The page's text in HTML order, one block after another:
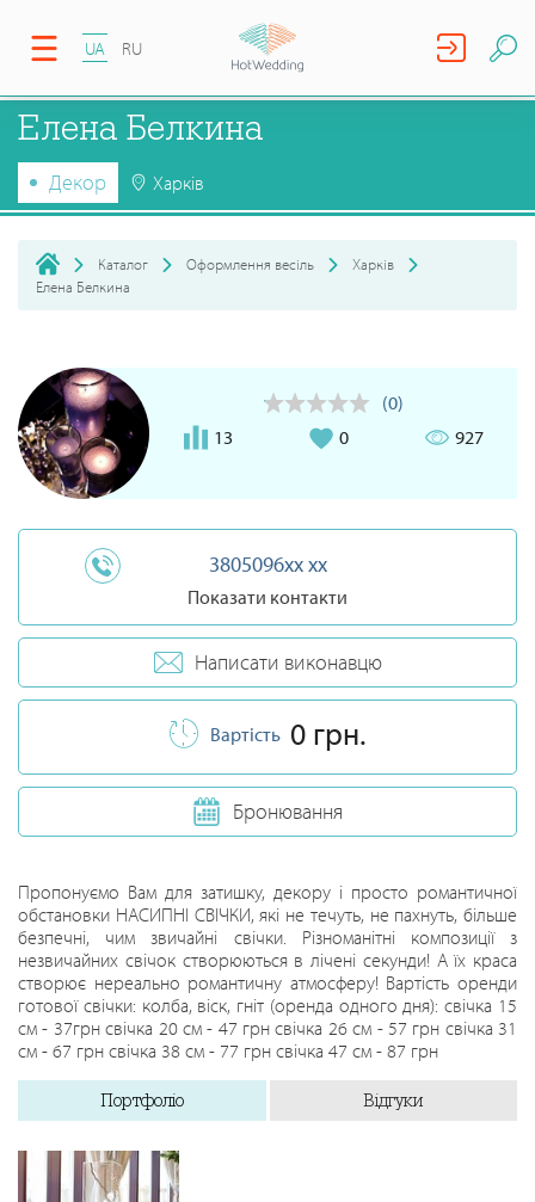
UA RU
Елена Белкина
Декор Харків
Каталог Оформлення весіль
Харків
Елена Белкина
(0)
13
0 927
3805096xx xx
Показати контакти
Написати виконавцю
Вартість 0 грн.
Бронювання
Пропонуємо Вам для затишку, декору і просто романтичної
обстановки НАСИПНІ СВІЧКИ, які не течуть, не пахнуть, більше
безпечні, чим звичайні свічки. Різноманітні композиції з
незвичайних свічок створюються в лічені секунди! А їх краса
створює нереально романтичну атмосферу! Вартість оренди
готової свічки: колба, віск, гніт (оренда одного дня): свічка 15
см - 37грн свічка 20 см - 47 грн свічка 26 см - 57 грн свічка 31
см - 67 грн свічка 38 см - 77 грн свічка 47 см - 87 грн
Портфоліо Відгуки